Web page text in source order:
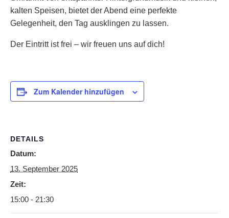
kalten Speisen, bietet der Abend eine perfekte
Gelegenheit, den Tag ausklingen zu lassen.
Der Eintritt ist frei – wir freuen uns auf dich!
Zum Kalender hinzufügen
DETAILS
Datum:
13. September 2025
Zeit:
15:00 - 21:30